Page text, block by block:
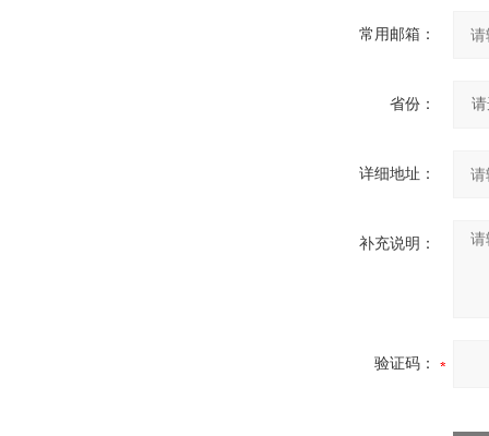
常用邮箱：
省份：
详细地址：
补充说明：
验证码：